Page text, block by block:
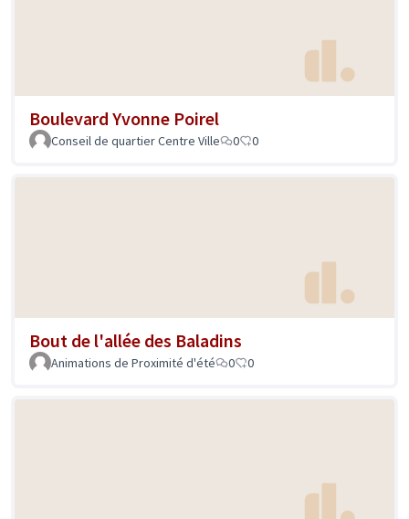
Boulevard Yvonne Poirel
Conseil de quartier Centre Ville 0 0
Bout de l'allée des Baladins
Animations de Proximité d'été 0 0